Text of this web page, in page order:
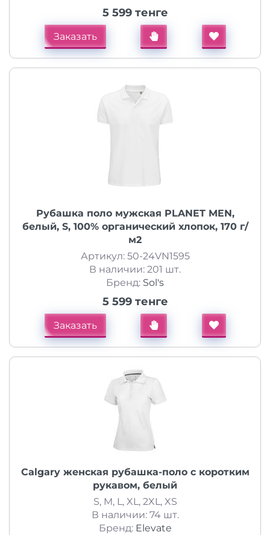
5 599 тенге
Заказать
Рубашка поло мужская PLANET MEN,
белый, S, 100% органический хлопок, 170 г/
м2
Артикул: 50-24VN1595
В наличии: 201 шт.
Бренд: Sol's
5 599 тенге
Заказать
Calgary женская рубашка-поло с коротким
рукавом, белый
S, M, L, XL, 2XL, XS
В наличии: 74 шт.
Бренд: Elevate